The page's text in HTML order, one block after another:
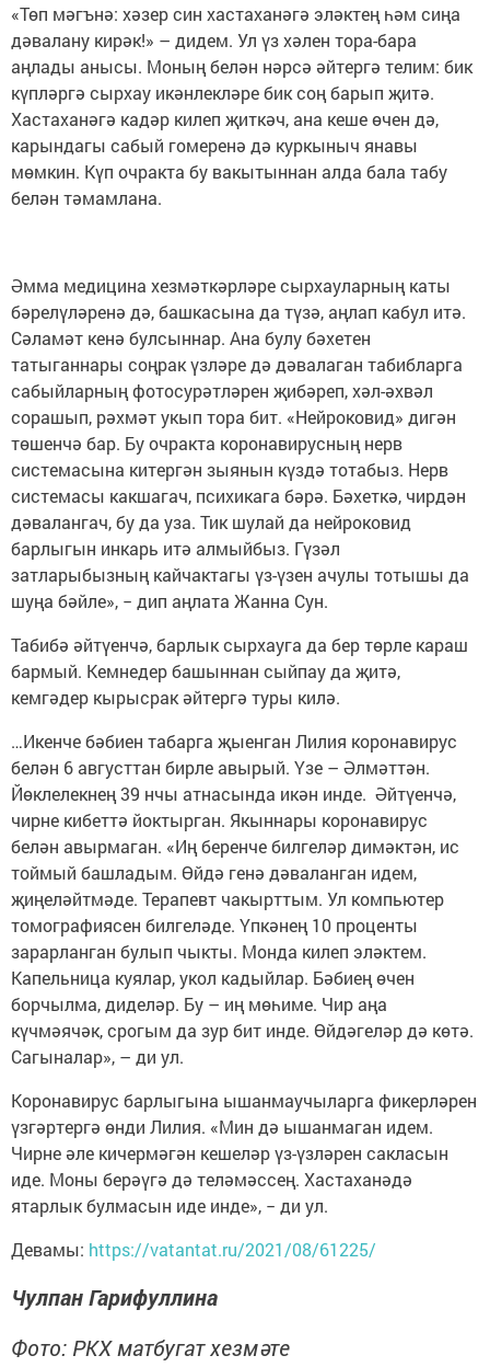
«Төп мәгънә: хәзер син хастаханәгә эләктең һәм сиңа
дәвалану кирәк!» – дидем. Ул үз хәлен тора-бара
аңлады анысы. Моның белән нәрсә әйтергә телим: бик
күпләргә сырхау икәнлекләре бик соң барып җитә.
Хастаханәгә кадәр килеп җиткәч, ана кеше өчен дә,
карындагы сабый гомеренә дә куркыныч янавы
мөмкин. Күп очракта бу вакытыннан алда бала табу
белән тәмамлана.
Әмма медицина хезмәткәрләре сырхауларның каты
бәрелүләренә дә, башкасына да түзә, аңлап кабул итә.
Сәламәт кенә булсыннар. Ана булу бәхетен
татыганнары соңрак үзләре дә дәвалаган табибларга
сабыйларның фотосурәтләрен җибәреп, хәл-әхвәл
сорашып, рәхмәт укып тора бит. «Нейроковид» дигән
төшенчә бар. Бу очракта коронавирусның нерв
системасына китергән зыянын күздә тотабыз. Нерв
системасы какшагач, психикага бәрә. Бәхеткә, чирдән
дәвалангач, бу да уза. Тик шулай да нейроковид
барлыгын инкарь итә алмыйбыз. Гүзәл
затларыбызның кайчактагы үз-үзен ачулы тотышы да
шуңа бәйле», − дип аңлата Жанна Сун.
Табибә әйтүенчә, барлык сырхауга да бер төрле караш
бармый. Кемнедер башыннан сыйпау да җитә,
кемгәдер кырысрак әйтергә туры килә.
…Икенче бәбиен табарга җыенган Лилия коронавирус
белән 6 августтан бирле авырый. Үзе – Әлмәттән.
Йөклелекнең 39 нчы атнасында икән инде. Әйтүенчә,
чирне кибеттә йоктырган. Якыннары коронавирус
белән авырмаган. «Иң беренче билгеләр димәктән, ис
тоймый башладым. Өйдә генә дәваланган идем,
җиңеләйтмәде. Терапевт чакырттым. Ул компьютер
томографиясен билгеләде. Үпкәнең 10 проценты
зарарланган булып чыкты. Монда килеп эләктем.
Капельница куялар, укол кадыйлар. Бәбиең өчен
борчылма, диделәр. Бу – иң мөһиме. Чир аңа
күчмәячәк, срогым да зур бит инде. Өйдәгеләр дә көтә.
Сагыналар», – ди ул.
Коронавирус барлыгына ышанмаучыларга фикерләрен
үзгәртергә өнди Лилия. «Мин дә ышанмаган идем.
Чирне әле кичермәгән кешеләр үз-үзләрен сакласын
иде. Моны берәүгә дә теләмәссең. Хастаханәдә
ятарлык булмасын иде инде», − ди ул.
Девамы: https://vatantat.ru/2021/08/61225/
Чулпан Гарифуллина
Фото: РКХ матбугат хезмәте